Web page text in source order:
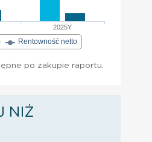
2025Y
Rentowność netto
po zakupie raportu.
NIŻ